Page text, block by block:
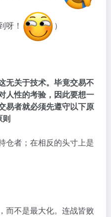
呀！ ）
无关于技术。毕竟交易不
人性的考验，因此要想一
易者就必须先遵守以下原
则
仓者；在相反的头寸上是
而不是最大化。连战皆败